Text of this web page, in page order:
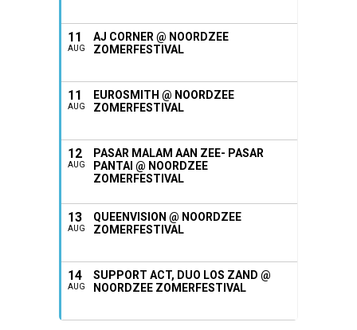
11
AUG
AJ CORNER @ NOORDZEE
ZOMERFESTIVAL
11
AUG
EUROSMITH @ NOORDZEE
ZOMERFESTIVAL
12
AUG
PASAR MALAM AAN ZEE- PASAR
PANTAI @ NOORDZEE
ZOMERFESTIVAL
13
AUG
QUEENVISION @ NOORDZEE
ZOMERFESTIVAL
14
AUG
SUPPORT ACT, DUO LOS ZAND @
NOORDZEE ZOMERFESTIVAL